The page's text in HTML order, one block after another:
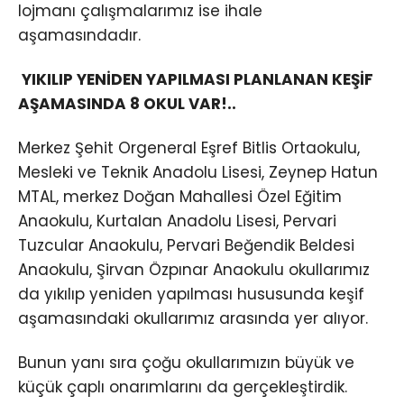
lojmanı çalışmalarımız ise ihale
aşamasındadır.
YIKILIP YENİDEN YAPILMASI PLANLANAN KEŞİF
AŞAMASINDA 8 OKUL VAR!..
Merkez Şehit Orgeneral Eşref Bitlis Ortaokulu,
Mesleki ve Teknik Anadolu Lisesi, Zeynep Hatun
MTAL, merkez Doğan Mahallesi Özel Eğitim
Anaokulu, Kurtalan Anadolu Lisesi, Pervari
Tuzcular Anaokulu, Pervari Beğendik Beldesi
Anaokulu, Şirvan Özpınar Anaokulu okullarımız
da yıkılıp yeniden yapılması hususunda keşif
aşamasındaki okullarımız arasında yer alıyor.
Bunun yanı sıra çoğu okullarımızın büyük ve
küçük çaplı onarımlarını da gerçekleştirdik.